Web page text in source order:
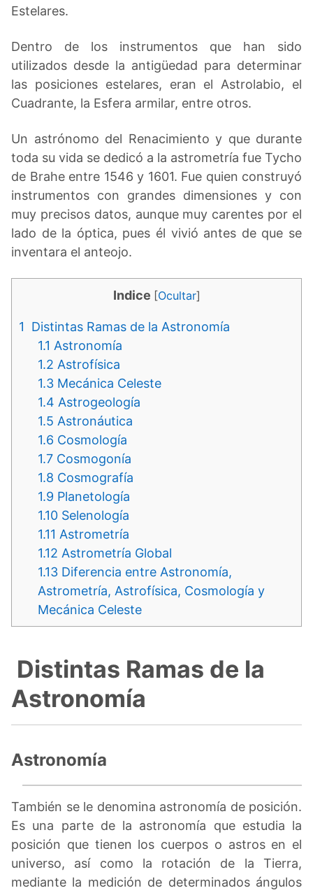
Estelares.
Dentro de los instrumentos que han sido
utilizados desde la antigüedad para determinar
las posiciones estelares, eran el Astrolabio, el
Cuadrante, la Esfera armilar, entre otros.
Un astrónomo del Renacimiento y que durante
toda su vida se dedicó a la astrometría fue Tycho
de Brahe entre 1546 y 1601. Fue quien construyó
instrumentos con grandes dimensiones y con
muy precisos datos, aunque muy carentes por el
lado de la óptica, pues él vivió antes de que se
inventara el anteojo.
Indice [Ocultar]
1 Distintas Ramas de la Astronomía
1.1 Astronomía
1.2 Astrofísica
1.3 Mecánica Celeste
1.4 Astrogeología
1.5 Astronáutica
1.6 Cosmología
1.7 Cosmogonía
1.8 Cosmografía
1.9 Planetología
1.10 Selenología
1.11 Astrometría
1.12 Astrometría Global
1.13 Diferencia entre Astronomía,
Astrometría, Astrofísica, Cosmología y
Mecánica Celeste
Distintas Ramas de la
Astronomía
Astronomía
También se le denomina astronomía de posición.
Es una parte de la astronomía que estudia la
posición que tienen los cuerpos o astros en el
universo, así como la rotación de la Tierra,
mediante la medición de determinados ángulos